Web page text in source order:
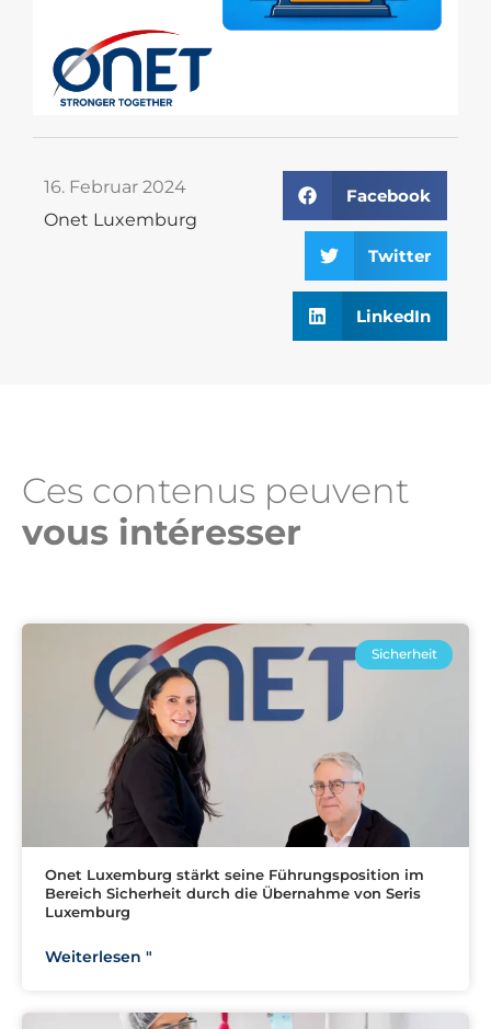
16. Februar 2024
Onet Luxemburg
Facebook
Twitter
LinkedIn
Ces contenus peuvent
vous intéresser​
Sicherheit
Onet Luxemburg stärkt seine Führungsposition im
Bereich Sicherheit durch die Übernahme von Seris
Luxemburg
Weiterlesen "